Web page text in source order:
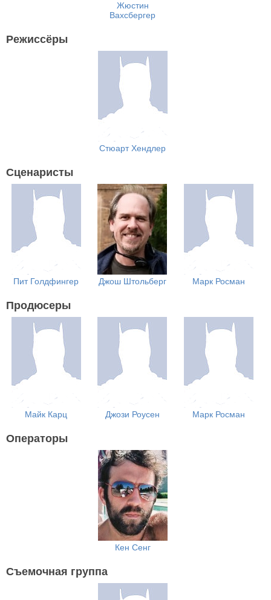
Жюстин
Вахсбергер
Режиссёры
Стюарт Хендлер
Сценаристы
Пит Голдфингер Джош Штольберг Марк Росман
Продюсеры
Майк Карц Джози Роусен Марк Росман
Операторы
Кен Сенг
Съемочная группа